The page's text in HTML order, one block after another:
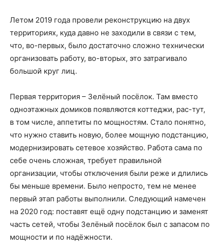
Летом 2019 года провели реконструкцию на двух
территориях, куда давно не заходили в связи с тем,
что, во-первых, было достаточно сложно технически
организовать работу, во-вторых, это затрагивало
большой круг лиц.
Первая территория – Зелёный посёлок. Там вместо
одноэтажных домиков появляются коттеджи, рас-тут,
в том числе, аппетиты по мощностям. Стало понятно,
что нужно ставить новую, более мощную подстанцию,
модернизировать сетевое хозяйство. Работа сама по
себе очень сложная, требует правильной
организации, чтобы отключения были реже и длились
бы меньше времени. Было непросто, тем не менее
первый этап работы выполнили. Следующий намечен
на 2020 год: поставят ещё одну подстанцию и заменят
часть сетей, чтобы Зелёный посёлок был с запасом по
мощности и по надёжности.